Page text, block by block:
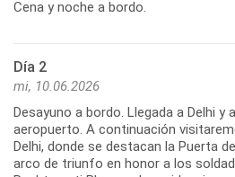
Cena y noche a bordo.
Día 2
mi, 10.06.2026
Desayuno a bordo. Llegada a Delhi y
aeropuerto. A continuación
Delhi, donde se destacan la Puerta
arco de triunfo en honor a los